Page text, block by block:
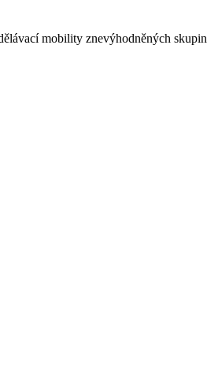
mobility znevýhodněných skupin